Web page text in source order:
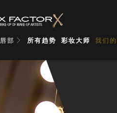
唇部 所有趋势 彩妆大师 我们